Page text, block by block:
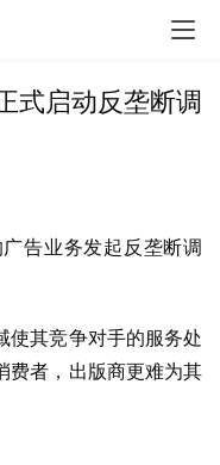
式启动反垄断调
告业务发起反垄断调
使其竞争对手的服务处
费者，出版商更难为其